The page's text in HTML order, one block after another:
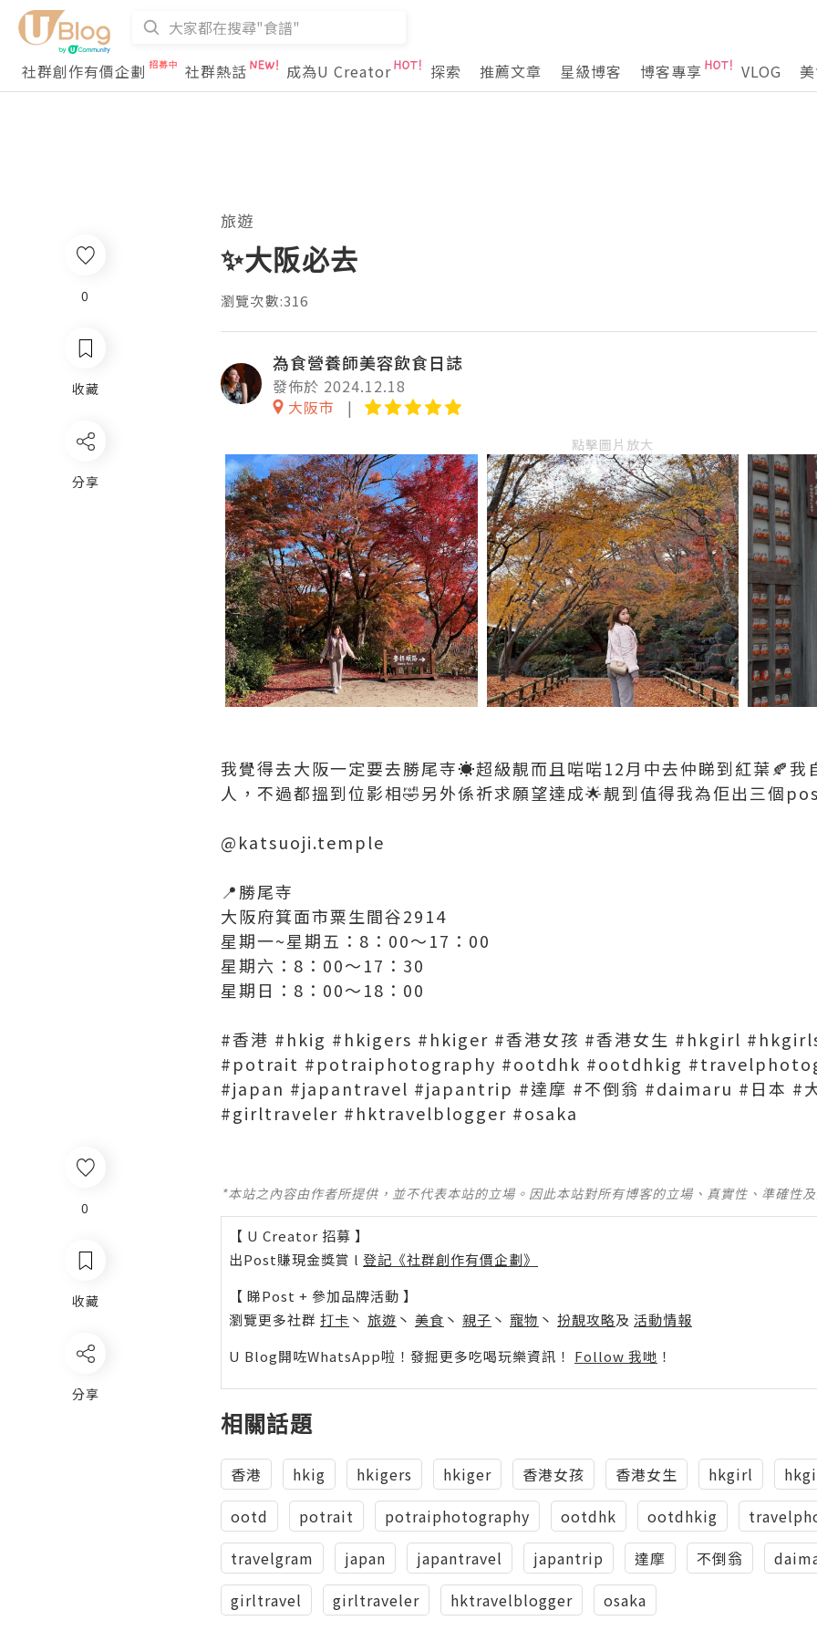
社群創作有價企劃 社群熱話 成為U Creator 探索 推薦文章 星級博客 博客專享 VLOG
0
收藏
分享
旅遊
✨大阪必去
瀏覽次數:316
為食營養師美容飲食日誌
發佈於 2024.12.18
大阪市
點擊圖片放大
我覺得去大阪一定要去勝尾寺☀️超級靚而且啱啱12月中去仲睇到紅葉🍂我
人，不過都搵到位影相🤣另外係祈求願望達成🌟靚到值得我為佢出三個
@katsuoji.temple
📍勝尾寺
大阪府箕面市粟生間谷2914
星期一~星期五：8：00〜17：00
星期六：8：00〜17：30
星期日：8：00〜18：00
#香港 #hkig #hkigers #hkiger #香港女孩 #香港女生 #hkgirl
#potrait #potraiphotography #ootdhk #ootdhkig
#japan #japantravel #japantrip #達摩 #不倒翁 #daimaru #日本 #
#girltraveler #hktravelblogger #osaka
*本站之內容由作者所提供，並不代表本站的立場。因此本站對所有博客的立場、真實性、準確性
【 U Creator 招募 】
出Post賺現金獎賞 l 登記《社群創作有價企劃》
【 睇Post + 參加品牌活動 】
瀏覽更多社群 打卡 丶 旅遊 丶 美食 丶 親子 丶 寵物 丶 扮靚攻略及 活動情報
U Blog開咗WhatsApp啦！發掘更多吃喝玩樂資訊！ Follow 我哋 ！
相關話題
香港 hkig hkigers hkiger 香港女孩 香港女生 hkgirl
ootd
potrait potraiphotography ootdhk ootdhkig
travelgram
japan japantravel japantrip 達摩 不倒翁
girltravel
girltraveler hktravelblogger osaka
0
收藏
分享